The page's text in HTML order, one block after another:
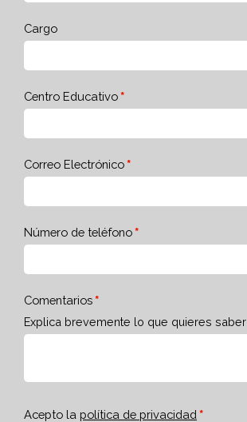
Cargo
Centro Educativo
Correo Electrónico
Número de teléfono
Comentarios
Explica brevemente lo que quieres saber
Acepto la política de privacidad